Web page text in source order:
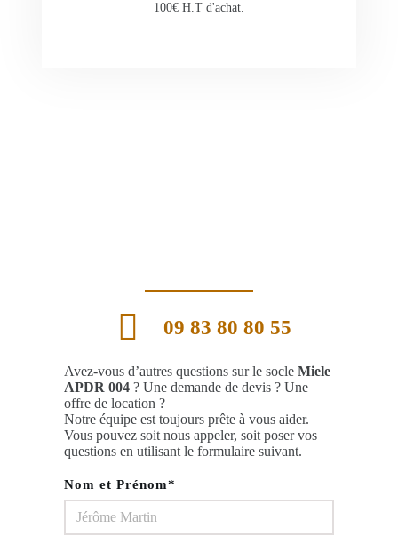
100€ H.T d'achat.
09 83 80 80 55
Avez-vous d’autres questions sur le socle Miele
APDR 004? Une demande de devis ? Une
offre de location ?
Notre équipe est toujours prête à vous aider.
Vous pouvez soit nous appeler, soit poser vos
questions en utilisant le formulaire suivant.
Nom et Prénom*